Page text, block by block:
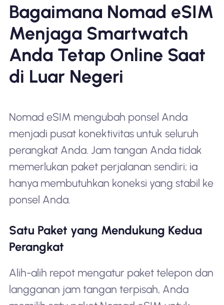
Bagaimana Nomad eSIM
Menjaga Smartwatch
Anda Tetap Online Saat
di Luar Negeri
Nomad eSIM mengubah ponsel Anda
menjadi pusat konektivitas untuk seluruh
perangkat Anda. Jam tangan Anda tidak
memerlukan paket perjalanan sendiri; ia
hanya membutuhkan koneksi yang stabil ke
ponsel Anda.
Satu Paket yang Mendukung Kedua
Perangkat
Alih-alih repot mengatur paket telepon dan
langganan jam tangan terpisah, Anda